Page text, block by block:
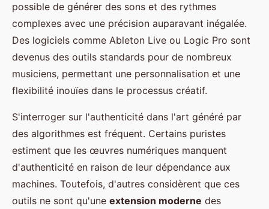
possible de générer des sons et des rythmes
complexes avec une précision auparavant inégalée.
Des logiciels comme Ableton Live ou Logic Pro sont
devenus des outils standards pour de nombreux
musiciens, permettant une personnalisation et une
flexibilité inouïes dans le processus créatif.
S'interroger sur l'authenticité dans l'art généré par
des algorithmes est fréquent. Certains puristes
estiment que les œuvres numériques manquent
d'authenticité en raison de leur dépendance aux
machines. Toutefois, d'autres considèrent que ces
outils ne sont qu'une extension moderne des